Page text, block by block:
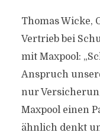
Thomas Wicke,
Vertrieb bei
mit Maxpool:
Anspruch
nur
Maxpool einen
ähnlich denkt